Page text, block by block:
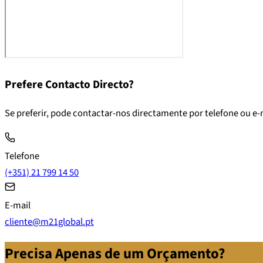
Prefere Contacto Directo?
Se preferir, pode contactar-nos directamente por telefone ou e-
Telefone
(+351) 21 799 14 50
E-mail
cliente@m21global.pt
Precisa Apenas de um Orçamento?